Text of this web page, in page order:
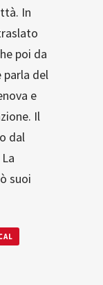
In
poi da
parla del
e
Il
dal
suoi